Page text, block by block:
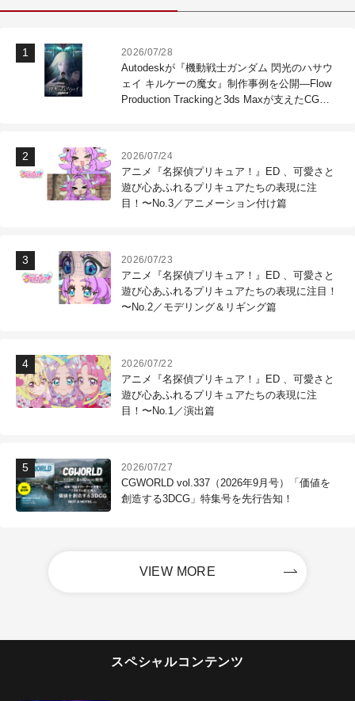
2026/07/28
Autodeskが『機動戦士ガンダム 閃光のハサウ
ェイ キルケーの魔女』制作事例を公開―Flow
Production Trackingと3ds Maxが支えたCG制
2026/07/24
アニメ『名探偵プリキュア！』ED 、可愛さと
遊び心あふれるプリキュアたちの表現に注
目！〜No.3／アニメーション付け篇
2026/07/23
アニメ『名探偵プリキュア！』ED 、可愛さと
遊び心あふれるプリキュアたちの表現に注目！
〜No.2／モデリング＆リギング篇
2026/07/22
アニメ『名探偵プリキュア！』ED 、可愛さと
遊び心あふれるプリキュアたちの表現に注
目！〜No.1／演出篇
2026/07/27
CGWORLD vol.337（2026年9月号）「価値を
創造する3DCG」特集号を先行告知！
VIEW MORE
スペシャルコンテンツ